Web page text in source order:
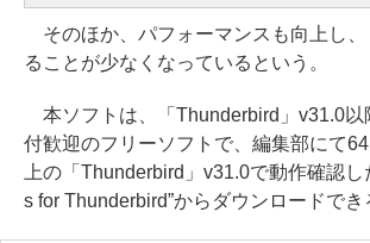
そのほか、パフォーマンスも向上し、
ることが少なくなっているという。
本ソフトは、「Thunderbird」v31.0以
付歓迎のフリーソフトで、編集部にて
上の「Thunderbird」v31.0で動作確認し
s for Thunderbird”からダウンロードでき